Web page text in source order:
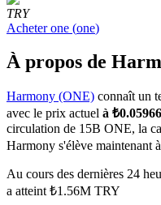
Futures COIN-M
Contrats à terme sur
TradFi
TRY
Acheter one (one)
À propos de
Harmony (ONE) connaît un
avec le prix actuel à
circulation de 15B ONE, la
Harmony s'élève maintenant
Au cours des dernières 24
a atteint ₺1.56M TRY